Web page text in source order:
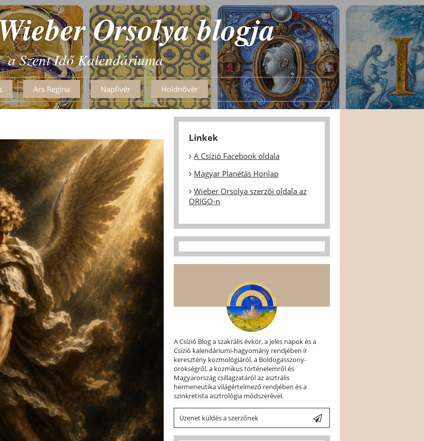
Orsolya blogja
a Szent Idő Kalendáriuma
Ars Regina Napfívér Holdnővér
Linkek
A Csízió Facebook oldala
Magyar Planétás Honlap
Wieber Orsolya szerzői oldala az
ORIGO-n
A Csízió Blog a szakrális évkör, a jeles napok és a
Csízió kalendáriumi-hagyomány rendjében ír
keresztény kozmológiáról, a Boldogasszony-
örökségről, a kozmikus történelemről és
Magyarország csillagzatáról az asztrális
hermeneutika világértelmező rendjében és a
szinkretista asztrológia módszerével.
Üzenet küldés a szerzőnek